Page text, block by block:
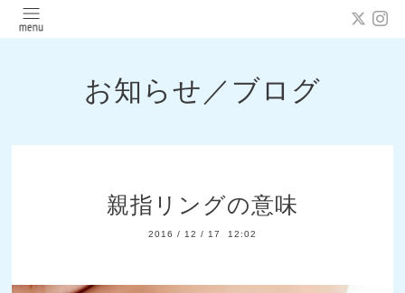
お知らせ／ブログ
親指リングの意味
2016 / 12 / 17 12:02